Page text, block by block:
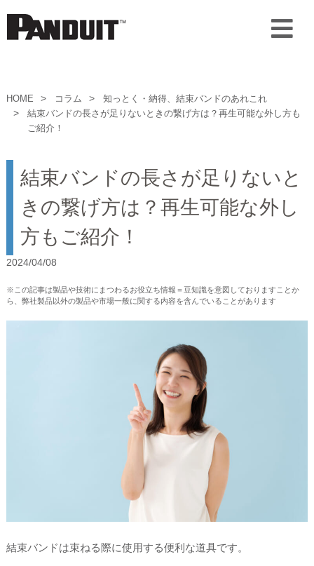
HOME コラム
知っとく・納得、結束バンドのあれこれ
結束バンドの長さが足りないときの繋げ方は？再生可能な外し方も
ご紹介！
結束バンドの長さが足りないと
きの繋げ方は？再生可能な外し
方もご紹介！
2024/04/08
※この記事は製品や技術にまつわるお役立ち情報＝豆知識を意図しておりますことか
ら、弊社製品以外の製品や市場一般に関する内容を含んでいることがあります
結束バンドは束ねる際に使用する便利な道具です。